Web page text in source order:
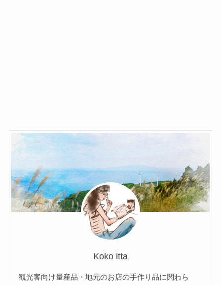
Koko itta
観光客向け量産品・地元のお店の手作り品に関わら